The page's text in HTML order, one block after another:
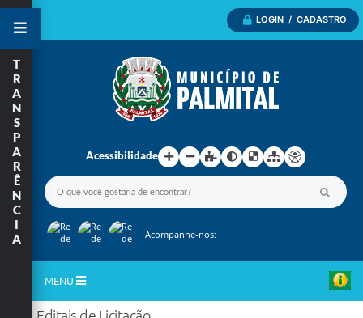
LOGIN / CADASTRO
Acessibilidade
Acompanhe-nos:
MENU
T
R
A
N
S
P
A
R
Ê
N
C
I
A
Editais de Licitação